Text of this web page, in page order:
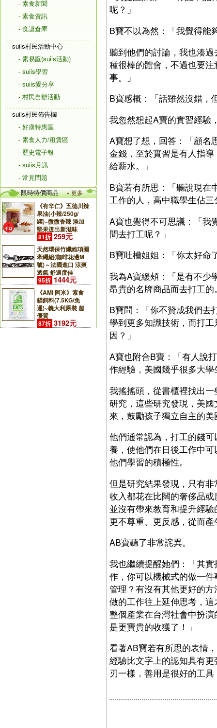
- 素食新聞
- 素食資訊
- 食譜倉庫
suiis村民活動中心
- 素易翫(suiis活動)
- suiis學習
- suiis愛分享
- 村民自辦活動
suiis村民佈告欄
- 好康特惠區
- 素食人力/租賃區
- 歷史電子報
- suiis月訊
- 常見問題
限時特價商品
» 更多
《有辛仁》五德川辣
果油(小辣/250g/
罐)~微微香辣 添加
堅果迸出新滋味
81折 259元
天然環保竹纖維項圈
牽繩組(咖啡花邊M
號)～法國進口 涼爽
透氣 舒適度佳
95折 1444元
《AMI 阿米》素食
貓飼料(7.5KG/免
運)~義大利原裝 超
優質
87折 3192元
呢？」
B寶不以為然：「我覺得能
聽到他們的討論，我也湊
種很棒的體會，不過也要
事。」
B寶感概：「話雖然沒錯，
我忽然想起A寶的實習經驗
A寶想了想，回答：「顧名
金錢，至於實習是有人指
給薪水。」
B寶若有所思：「聽說現在
工作的人，高中職學生佔
A寶也覺得不可思議：「我
間去打工呢？」
B寶吐槽姐姐：「你太好命
我為A寶緩頰：「是有不少
昂貴的名牌商品而去打工的
B寶問：「你不贊成我們去
學到更多知識技術，而打
因？」
A寶也附合B寶：「有人說
作經驗，美國幾乎很多大
我搖搖頭，從書櫃裡找出
研究，這些研究發現，美
來，鼓勵孩子獨立自主的
他們通常認為，打工的錢
養，使他們在日後工作中
他們學習的積極性。
但是研究結果發現，只有
收入都花在比闊的奢侈品
並沒有帶來教育和提升經
更不尊重、更反感，從而
AB寶聽了非常詫異。
我也繼續提醒她們：「其
作，你可以機械式的做一
管理？有沒有其他更好的
做的工作往上延伸思考，
整個產業在台灣社會中扮
是更寶貴的收獲了！」
看著AB寶若有所思的表情
經驗比文字上的認知具有
刃一樣，善用是很好的工